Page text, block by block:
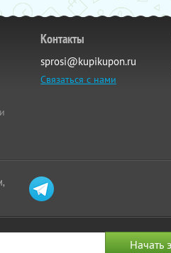
Контакты
sprosi@kupikupon.ru
Связаться с нами